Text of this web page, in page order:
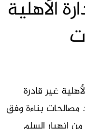
الأهلية
غير قادرة
بناءة وفق